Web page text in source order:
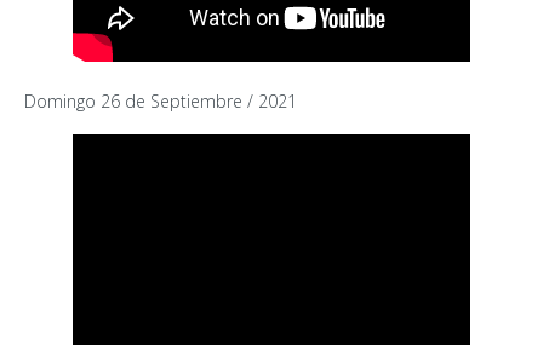
Domingo 26 de Septiembre / 2021